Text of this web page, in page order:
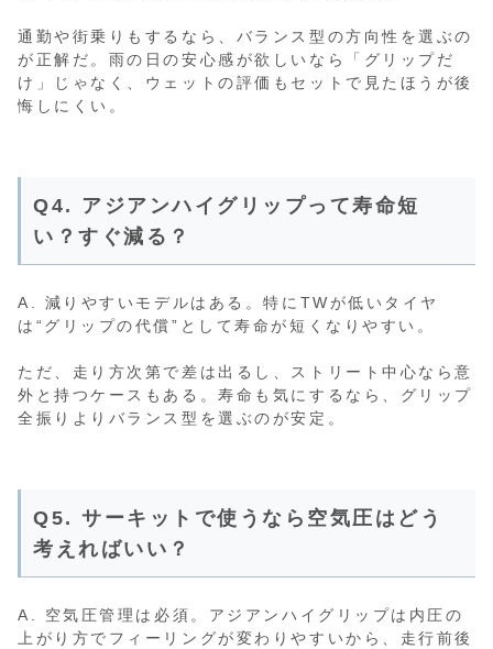
通勤や街乗りもするなら、バランス型の方向性を選ぶの
が正解だ。雨の日の安心感が欲しいなら「グリップだ
け」じゃなく、ウェットの評価もセットで見たほうが後
悔しにくい。
Q4. アジアンハイグリップって寿命短
い？すぐ減る？
A. 減りやすいモデルはある。特にTWが低いタイヤ
は“グリップの代償”として寿命が短くなりやすい。
ただ、走り方次第で差は出るし、ストリート中心なら意
外と持つケースもある。寿命も気にするなら、グリップ
全振りよりバランス型を選ぶのが安定。
Q5. サーキットで使うなら空気圧はどう
考えればいい？
A. 空気圧管理は必須。アジアンハイグリップは内圧の
上がり方でフィーリングが変わりやすいから、走行前後